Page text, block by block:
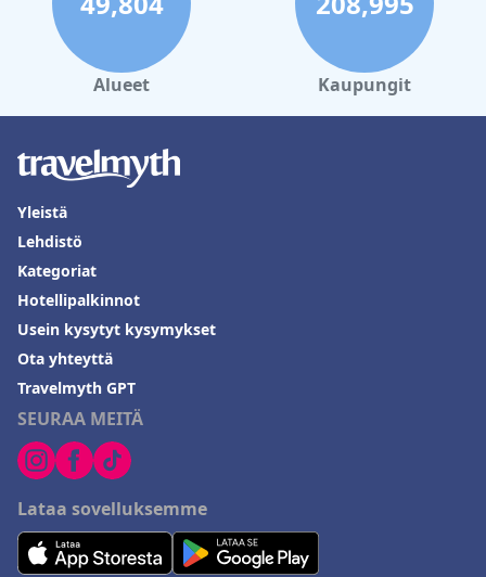
Alueet Kaupungit
SEURAA MEITÄ
Lataa sovelluksemme
Yleistä
Lehdistö
Kategoriat
Hotellipalkinnot
Usein kysytyt kysymykset
Ota yhteyttä
Travelmyth GPT